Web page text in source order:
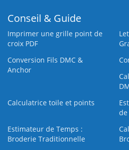
Conseil & Guide
Imprimer une grille point de
croix PDF
Conversion Fils DMC &
Anchor
Calculatrice toile et points
Estimateur de Temps :
Broderie Traditionnelle